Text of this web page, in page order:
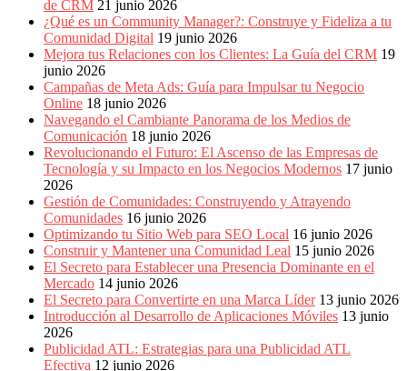
de CRM 21 junio 2026
¿Qué es un Community Manager?: Construye y Fideliza a tu
Comunidad Digital 19 junio 2026
Mejora tus Relaciones con los Clientes: La Guía del CRM 19
junio 2026
Campañas de Meta Ads: Guía para Impulsar tu Negocio
Online 18 junio 2026
Navegando el Cambiante Panorama de los Medios de
Comunicación 18 junio 2026
Revolucionando el Futuro: El Ascenso de las Empresas de
Tecnología y su Impacto en los Negocios Modernos 17 junio
2026
Gestión de Comunidades: Construyendo y Atrayendo
Comunidades 16 junio 2026
Optimizando tu Sitio Web para SEO Local 16 junio 2026
Construir y Mantener una Comunidad Leal 15 junio 2026
El Secreto para Establecer una Presencia Dominante en el
Mercado 14 junio 2026
El Secreto para Convertirte en una Marca Líder 13 junio 2026
Introducción al Desarrollo de Aplicaciones Móviles 13 junio
2026
Publicidad ATL: Estrategias para una Publicidad ATL
Efectiva 12 junio 2026